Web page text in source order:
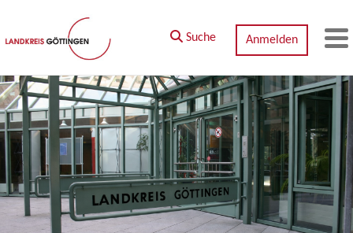
Zum Hauptinhalt springen
Suche Anmelden